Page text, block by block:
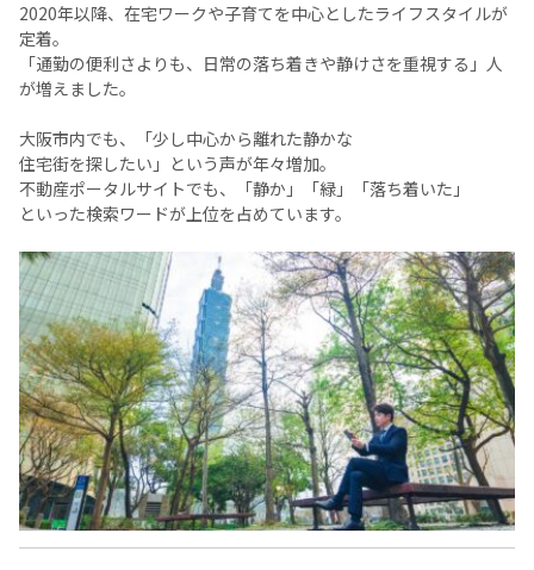
2020年以降、在宅ワークや子育てを中心としたライフスタイルが
定着。
「通勤の便利さよりも、日常の落ち着きや静けさを重視する」人
が増えました。
大阪市内でも、「少し中心から離れた静かな
住宅街を探したい」という声が年々増加。
不動産ポータルサイトでも、「静か」「緑」「落ち着いた」
といった検索ワードが上位を占めています。